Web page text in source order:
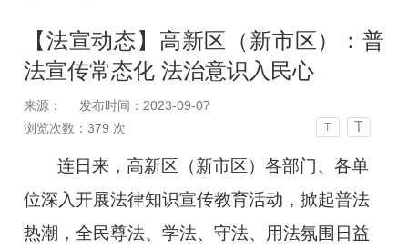
【法宣动态】高新区（新市区）：普
法宣传常态化 法治意识入民心
来源：
发布时间：2023-09-07
浏览次数：379 次 T T
连日来，高新区（新市区）各部门、各单
位深入开展法律知识宣传教育活动，掀起普法
热潮，全民尊法、学法、守法、用法氛围日益